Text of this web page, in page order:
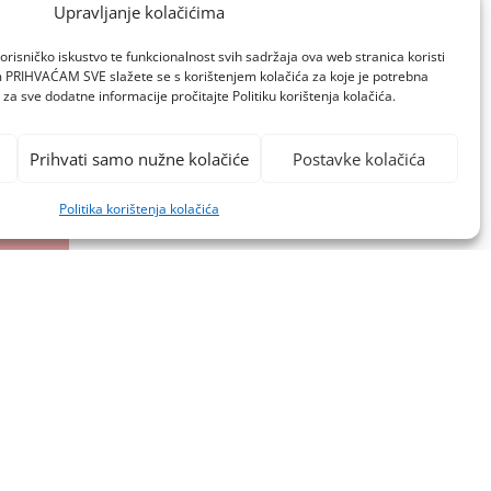
Upravljanje kolačićima
iskustvo te funkcionalnost svih sadržaja ova web stranica koristi
SVE slažete se s korištenjem kolačića za koje je potrebna
sve dodatne informacije pročitajte Politiku korištenja kolačića.
Prihvati samo nužne kolačiće Postavke kolačića
Politika korištenja kolačića